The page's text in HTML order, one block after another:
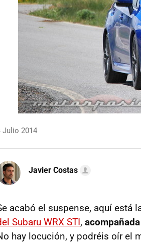
Julio 2014
Javier Costas
acabó el suspense, aquí está
Subaru WRX STI,
hay locución, y podréis oír el